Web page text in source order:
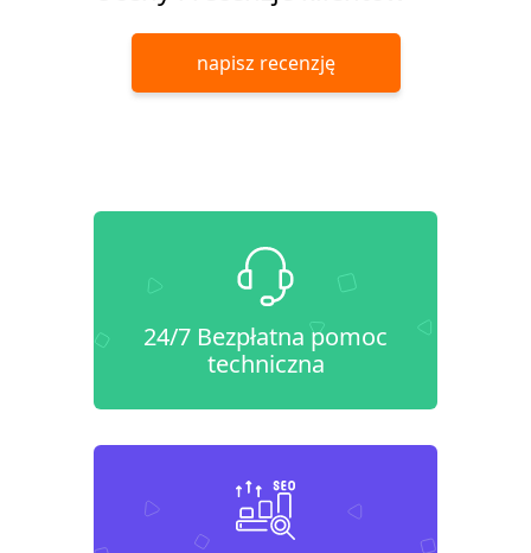
napisz recenzję
24/7 Bezpłatna pomoc
techniczna